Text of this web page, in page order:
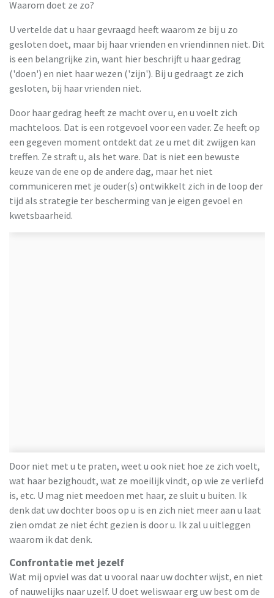
Waarom doet ze zo?
U vertelde dat u haar gevraagd heeft waarom ze bij u zo
gesloten doet, maar bij haar vrienden en vriendinnen niet. Dit
is een belangrijke zin, want hier beschrijft u haar gedrag
('doen') en niet haar wezen ('zijn'). Bij u gedraagt ze zich
gesloten, bij haar vrienden niet.
Door haar gedrag heeft ze macht over u, en u voelt zich
machteloos. Dat is een rotgevoel voor een vader. Ze heeft op
een gegeven moment ontdekt dat ze u met dit zwijgen kan
treffen. Ze straft u, als het ware. Dat is niet een bewuste
keuze van de ene op de andere dag, maar het niet
communiceren met je ouder(s) ontwikkelt zich in de loop der
tijd als strategie ter bescherming van je eigen gevoel en
kwetsbaarheid.
Door niet met u te praten, weet u ook niet hoe ze zich voelt,
wat haar bezighoudt, wat ze moeilijk vindt, op wie ze verliefd
is, etc. U mag niet meedoen met haar, ze sluit u buiten. Ik
denk dat uw dochter boos op u is en zich niet meer aan u laat
zien omdat ze niet écht gezien is door u. Ik zal u uitleggen
waarom ik dat denk.
Confrontatie met jezelf
Wat mij opviel was dat u vooral naar uw dochter wijst, en niet
of nauwelijks naar uzelf. U doet weliswaar erg uw best om de